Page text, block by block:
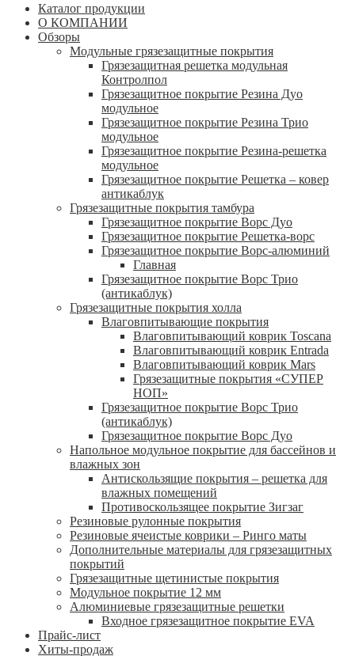
Каталог продукции
О КОМПАНИИ
Обзоры
Модульные грязезащитные покрытия
Грязезащитная решетка модульная
Контролпол
Грязезащитное покрытие Резина Дуо
модульное
Грязезащитное покрытие Резина Трио
модульное
Грязезащитное покрытие Резина-решетка
модульное
Грязезащитное покрытие Решетка – ковер
антикаблук
Грязезащитные покрытия тамбура
Грязезащитное покрытие Ворс Дуо
Грязезащитное покрытие Решетка-ворс
Грязезащитное покрытие Ворс-алюминий
Главная
Грязезащитное покрытие Ворс Трио
(антикаблук)
Грязезащитные покрытия холла
Влаговпитывающие покрытия
Влаговпитывающий коврик Toscana
Влаговпитывающий коврик Entrada
Влаговпитывающий коврик Mars
Грязезащитные покрытия «СУПЕР
НОП»
Грязезащитное покрытие Ворс Трио
(антикаблук)
Грязезащитное покрытие Ворс Дуо
Напольное модульное покрытие для бассейнов и
влажных зон
Антискользящие покрытия – решетка для
влажных помещений
Противоскользящее покрытие Зигзаг
Резиновые рулонные покрытия
Резиновые ячеистые коврики – Ринго маты
Дополнительные материалы для грязезащитных
покрытий
Грязезащитные щетинистые покрытия
Модульное покрытие 12 мм
Алюминиевые грязезащитные решетки
Входное грязезащитное покрытие EVA
Прайс-лист
Хиты-продаж